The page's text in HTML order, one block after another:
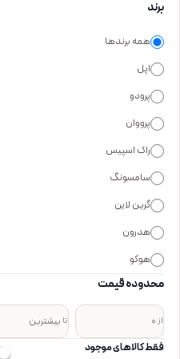
برند
همه برندها
اپل
پرودو
پرووان
راک اسپیس
سامسونگ
گرین لاین
هدرون
هوکو
محدوده قیمت
از تا
فقط کالاهای موجود